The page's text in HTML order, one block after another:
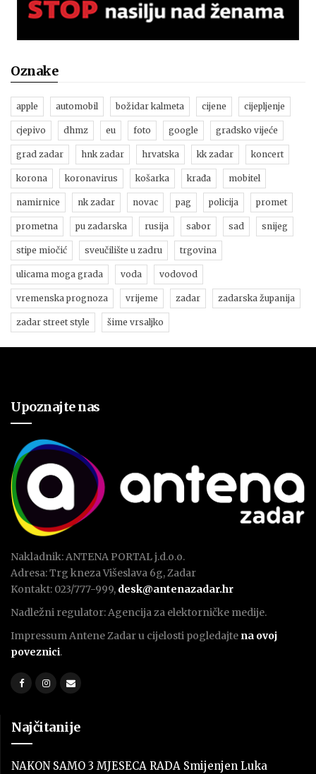
Oznake
apple automobil božidar kalmeta cijene cijepljenje
cjepivo dhmz eu foto google gradsko vijeće
grad zadar hnk zadar hrvatska kk zadar koncert
korona koronavirus košarka krađa mobitel
namirnice nk zadar novac pag policija promet
prometna pu zadarska rusija sabor sad snijeg
stipe miočić sveučilište u zadru trgovina
ulicama moga grada voda vodovod
vremenska prognoza vrijeme zadar zadarska županija
zadar street style šime vrsaljko
Upoznajte nas
Nakladnik: ANTENA PORTAL j.d.o.o.
Adresa: Trg kneza Višeslava 6g, Zadar
Kontakt: 023/777-999, desk@antenazadar.hr
Nadležni regulator: Agencija za elektorničke medije.
Impressum Antene Zadar u cijelosti pogledajte na ovoj
poveznici.
Najčitanije
NAKON SAMO 3 MJESECA RADA Smijenjen Luka